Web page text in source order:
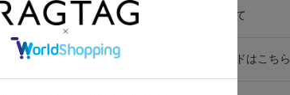
キャンセル・返品について
お買い物時のご利用ガイドはこちら